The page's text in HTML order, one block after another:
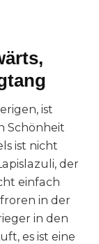
ist
Schönheit
ist nicht
der
einfach
in der
in den
es ist eine